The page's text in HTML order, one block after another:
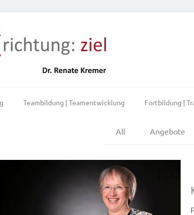
Teambildung | Teamentwicklung Fortbildung |
All Angebote